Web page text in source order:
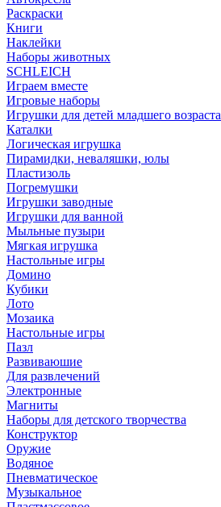
Раскраски
Книги
Наклейки
Наборы животных
SCHLEICH
Играем вместе
Игровые наборы
Игрушки для детей младшего возраста
Каталки
Логическая игрушка
Пирамидки, неваляшки, юлы
Пластизоль
Погремушки
Игрушки заводные
Игрушки для ванной
Мыльные пузыри
Мягкая игрушка
Настольные игры
Домино
Кубики
Лото
Мозаика
Настольные игры
Пазл
Развиваюшие
Для развлечений
Электронные
Магниты
Наборы для детского творчества
Конструктор
Оружие
Водяное
Пневматическое
Музыкальное